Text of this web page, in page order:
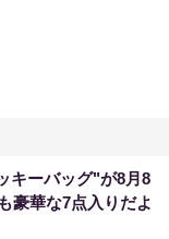
キーバッグ"が8月8
豪華な7点入りだよ